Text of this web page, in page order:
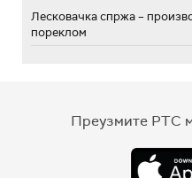
Лесковачка спржа –
пореклом
Преузмите РТС